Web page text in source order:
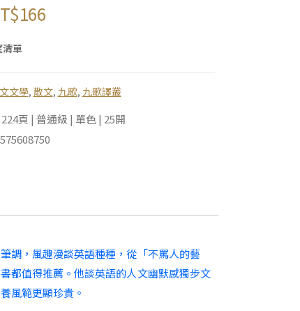
166
清單
文學, 散文, 九歌, 九歌譯叢
頁 | 普通級 | 單色 | 25開
調，風趣漫談英語種種，從「不罵人的藝
都值得推薦。他談英語的人文幽默感獨步文
風範更顯珍貴。